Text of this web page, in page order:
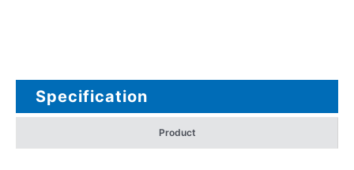
Specification
Product